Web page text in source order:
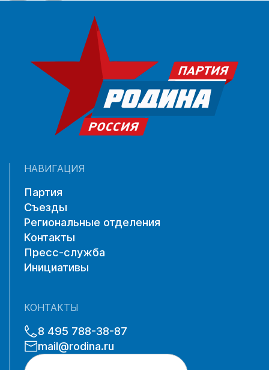
НАВИГАЦИЯ
Партия
Съезды
Региональные отделения
Контакты
Пресс-служба
Инициативы
КОНТАКТЫ
8 495 788-38-87
mail@rodina.ru